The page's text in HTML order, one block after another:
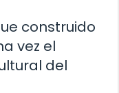
construido
vez el
del